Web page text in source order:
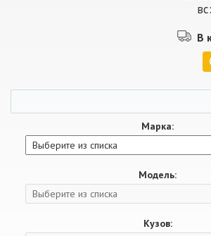
В
Марка:
Модель:
Кузов: